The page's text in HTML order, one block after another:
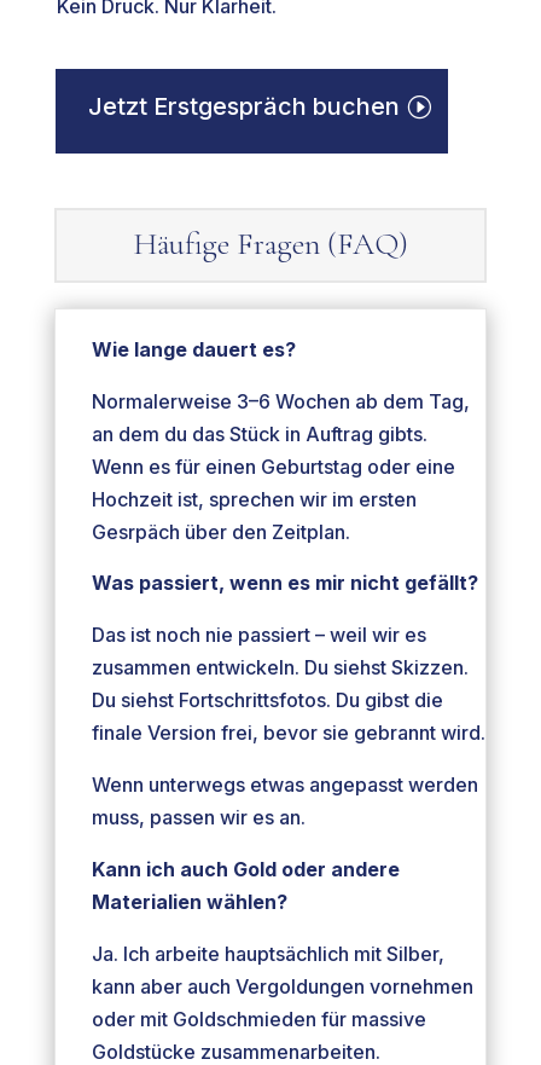
Kein Druck. Nur Klarheit.
Jetzt Erstgespräch buchen
Häufige Fragen (FAQ)
Wie lange dauert es?
Normalerweise 3–6 Wochen ab dem Tag,
an dem du das Stück in Auftrag gibts.
Wenn es für einen Geburtstag oder eine
Hochzeit ist, sprechen wir im ersten
Gesrpäch über den Zeitplan.
Was passiert, wenn es mir nicht gefällt?
Das ist noch nie passiert – weil wir es
zusammen entwickeln. Du siehst Skizzen.
Du siehst Fortschrittsfotos. Du gibst die
finale Version frei, bevor sie gebrannt wird.
Wenn unterwegs etwas angepasst werden
muss, passen wir es an.
Kann ich auch Gold oder andere
Materialien wählen?
Ja. Ich arbeite hauptsächlich mit Silber,
kann aber auch Vergoldungen vornehmen
oder mit Goldschmieden für massive
Goldstücke zusammenarbeiten.